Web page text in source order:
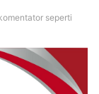
seperti